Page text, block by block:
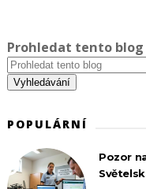
Prohledat tento blog
POPULÁRNÍ
Pozor